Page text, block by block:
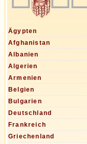
Ägypten
Afghanistan
Albanien
Algerien
Armenien
Belgien
Bulgarien
Deutschland
Frankreich
Griechenland